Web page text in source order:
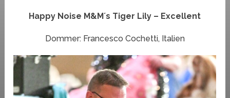
Happy Noise M&M´s Tiger Lily – Excellent
Dommer: Francesco Cochetti, Italien